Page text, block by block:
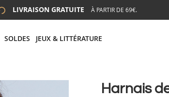
LIVRAISON GRATUITE À PARTIR DE 69€.
SOLDES JEUX & LITTÉRATURE
Harnais